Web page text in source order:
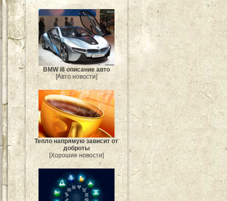
BMW i8 описание авто
[Авто новости]
Тепло напрямую зависит от
доброты
[Хорошие новости]